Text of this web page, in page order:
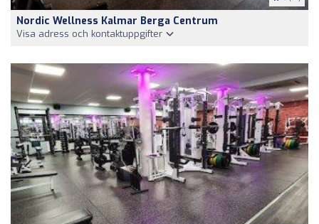
Nordic Wellness Kalmar Berga Centrum
Visa adress och kontaktuppgifter